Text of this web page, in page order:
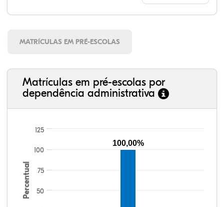
MATRÍCULAS EM PRÉ-ESCOLAS
Matrículas em pré-escolas por
dependência administrativa
Percentual 50
75
100
125
100,00%